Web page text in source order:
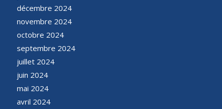
décembre 2024
novembre 2024
octobre 2024
septembre 2024
juillet 2024
juin 2024
mai 2024
avril 2024